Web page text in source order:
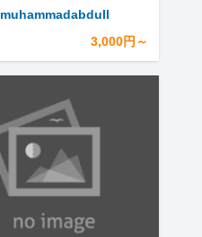
muhammadabdull
3,000円～